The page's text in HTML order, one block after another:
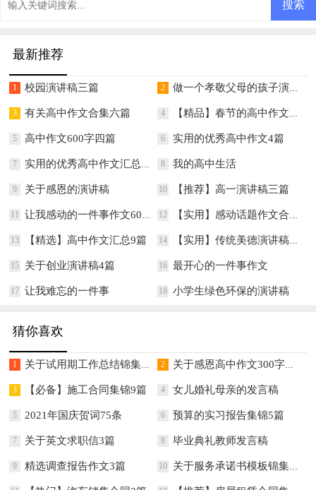
最新推荐
1 校园演讲稿三篇 2 做一个孝敬父母的孩子演讲稿
3 有关高中作文合集六篇 4 【精品】春节的高中作文汇总八篇
5 高中作文600字四篇 6 实用的优秀高中作文4篇
7 实用的优秀高中作文汇总7篇 8 我的高中生活
9 关于感恩的演讲稿 10 【推荐】高一演讲稿三篇
11 让我感动的一件事作文600字 12 【实用】感动话题作文合集10篇
13 【精选】高中作文汇总9篇 14 【实用】传统美德演讲稿3篇
15 关于创业演讲稿4篇 16 最开心的一件事作文
17 让我难忘的一件事 18 小学生绿色环保的演讲稿
猜你喜欢
1 关于试用期工作总结锦集七篇 2 关于感恩高中作文300字集锦八篇
3 【必备】施工合同集锦9篇 4 女儿婚礼母亲的发言稿
5 2021年国庆贺词75条 6 预算的实习报告集锦5篇
7 关于英文求职信3篇 8 毕业典礼教师发言稿
9 精选调查报告作文3篇 10 关于服务承诺书模板锦集10篇